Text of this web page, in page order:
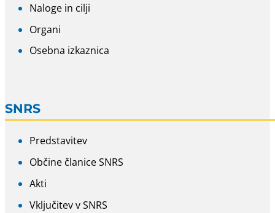
Naloge in cilji
Organi
Osebna izkaznica
SNRS
Predstavitev
Občine članice SNRS
Akti
Vključitev v SNRS